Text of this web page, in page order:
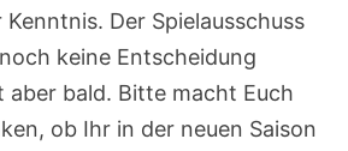
Der Spielausschuss
keine Entscheidung
bald. Bitte macht Euch
ob Ihr in der neuen Saison